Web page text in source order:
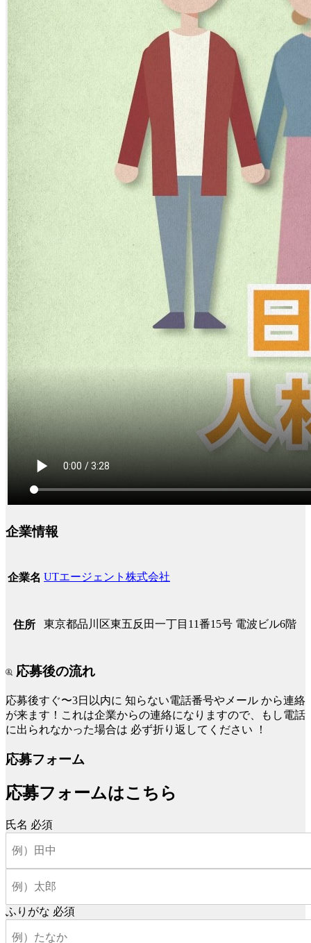
企業情報
企業名 UTエージェント株式会社
住所 東京都品川区東五反田一丁目11番15号 電波ビル6階
応募後の流れ
応募後すぐ〜3日以内に 知らない電話番号やメール から連絡
が来ます！これは企業からの連絡になりますので、もし電話
に出られなかった場合は 必ず折り返してください ！
応募フォーム
応募フォームはこちら
氏名 必須
ふりがな 必須